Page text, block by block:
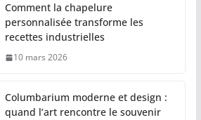
Comment la chapelure
personnalisée transforme les
recettes industrielles
10 mars 2026
Columbarium moderne et design :
quand l’art rencontre le souvenir